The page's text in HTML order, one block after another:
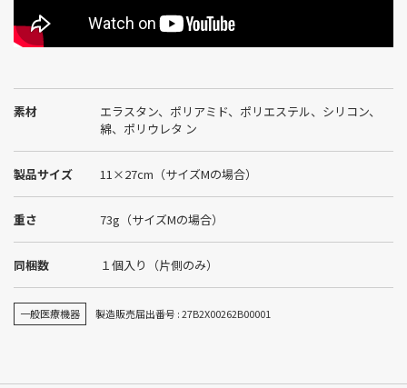
素材
エラスタン、ポリアミド、ポリエステル、シリコン、
綿、ポリウレタ ン
製品サイズ 11×27cm（サイズMの場合）
重さ 73g（サイズMの場合）
同梱数 １個入り（片側のみ）
一般医療機器 製造販売届出番号 : 27B2X00262B00001